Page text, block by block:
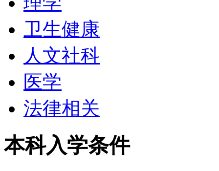
Mead、Reynold、
地.也是航空工业的出生
才集中地之一。
戴顿大学的校园美丽壮
Landcape Architect评选
卫生健康
人文社科
医学
法律相关
本科入学条件